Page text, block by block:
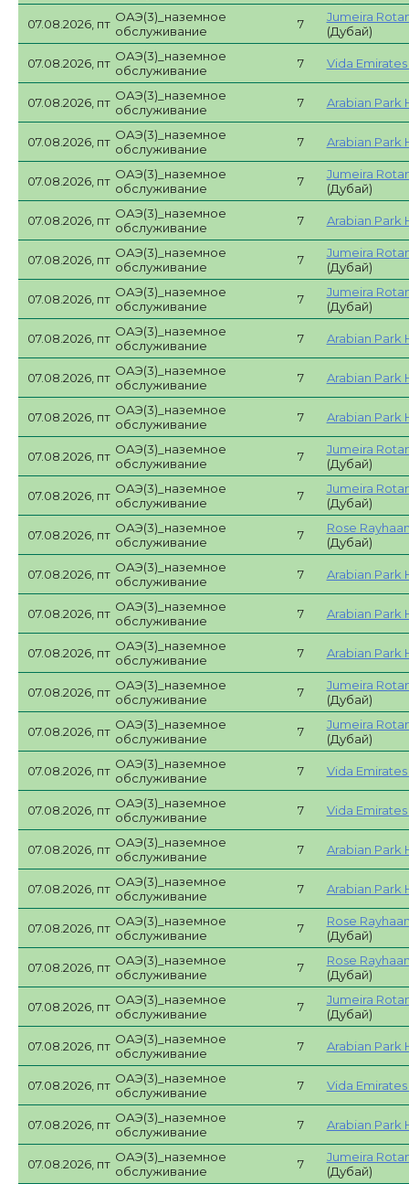
07.08.2026, пт ОАЭ(3)_наземное
обслуживание
7
Jumeira
(Дубай)
07.08.2026, пт ОАЭ(3)_наземное
обслуживание
7 Vida Emirates
07.08.2026, пт ОАЭ(3)_наземное
обслуживание
7 Arabian Park
07.08.2026, пт ОАЭ(3)_наземное
обслуживание
7 Arabian Park
07.08.2026, пт ОАЭ(3)_наземное
обслуживание
7
Jumeira
(Дубай)
07.08.2026, пт ОАЭ(3)_наземное
обслуживание
7 Arabian Park
07.08.2026, пт ОАЭ(3)_наземное
обслуживание
7
Jumeira
(Дубай)
07.08.2026, пт ОАЭ(3)_наземное
обслуживание
7
Jumeira
(Дубай)
07.08.2026, пт ОАЭ(3)_наземное
обслуживание
7 Arabian Park
07.08.2026, пт ОАЭ(3)_наземное
обслуживание
7 Arabian Park
07.08.2026, пт ОАЭ(3)_наземное
обслуживание
7 Arabian Park
07.08.2026, пт ОАЭ(3)_наземное
обслуживание
7
Jumeira
(Дубай)
07.08.2026, пт ОАЭ(3)_наземное
обслуживание
7
Jumeira
(Дубай)
07.08.2026, пт ОАЭ(3)_наземное
обслуживание
7
Rose
(Дубай)
07.08.2026, пт ОАЭ(3)_наземное
обслуживание
7 Arabian Park
07.08.2026, пт ОАЭ(3)_наземное
обслуживание
7 Arabian Park
07.08.2026, пт ОАЭ(3)_наземное
обслуживание
7 Arabian Park
07.08.2026, пт ОАЭ(3)_наземное
обслуживание
7
Jumeira
(Дубай)
07.08.2026, пт ОАЭ(3)_наземное
обслуживание
7
Jumeira
(Дубай)
07.08.2026, пт ОАЭ(3)_наземное
обслуживание
7 Vida Emirates
07.08.2026, пт ОАЭ(3)_наземное
обслуживание
7 Vida Emirates
07.08.2026, пт ОАЭ(3)_наземное
обслуживание
7 Arabian Park
07.08.2026, пт ОАЭ(3)_наземное
обслуживание
7 Arabian Park
07.08.2026, пт ОАЭ(3)_наземное
обслуживание
7
Rose
(Дубай)
07.08.2026, пт ОАЭ(3)_наземное
обслуживание
7
Rose
(Дубай)
07.08.2026, пт ОАЭ(3)_наземное
обслуживание
7
Jumeira
(Дубай)
07.08.2026, пт ОАЭ(3)_наземное
обслуживание
7 Arabian Park
07.08.2026, пт ОАЭ(3)_наземное
обслуживание
7 Vida Emirates
07.08.2026, пт ОАЭ(3)_наземное
обслуживание
7 Arabian Park
07.08.2026, пт ОАЭ(3)_наземное
обслуживание
7
Jumeira
(Дубай)